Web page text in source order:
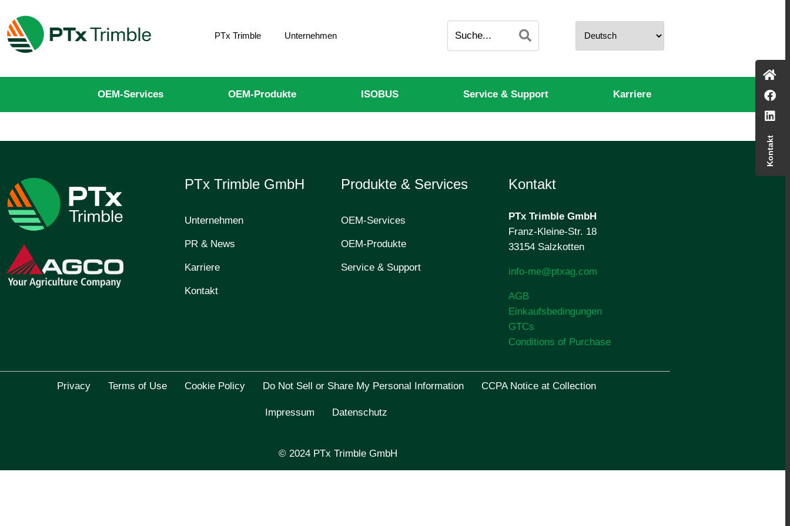
PTx Trimble Unternehmen
OEM-Services OEM-Produkte ISOBUS Service & Support Karriere
PTx Trimble GmbH
Unternehmen
PR & News
Karriere
Kontakt
Produkte & Services
OEM-Services
OEM-Produkte
Service & Support
Kontakt
PTx TrimbleGmbH
Franz-Kleine-Str. 18
33154 Salzkotten
info-me@ptxag.com
AGB
Einkaufsbedingungen
GTCs
Conditions of Purchase
Privacy Terms of Use Cookie Policy Do Not Sell or Share My Personal Information CCPA Notice at Collection
Impressum Datenschutz
© 2024 PTx Trimble GmbH
Kontakt